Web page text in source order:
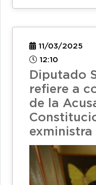
11/03/2025
12:10
Diputado
refiere a
de la
exministra